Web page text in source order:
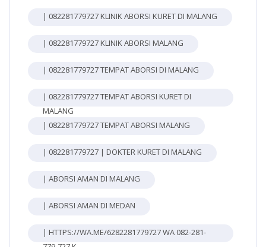
| 082281779727 KLINIK ABORSI KURET DI MALANG
| 082281779727 KLINIK ABORSI MALANG
| 082281779727 TEMPAT ABORSI DI MALANG
| 082281779727 TEMPAT ABORSI KURET DI
MALANG
| 082281779727 TEMPAT ABORSI MALANG
| 082281779727 | DOKTER KURET DI MALANG
| ABORSI AMAN DI MALANG
| ABORSI AMAN DI MEDAN
| HTTPS://WA.ME/6282281779727 WA 082-281-